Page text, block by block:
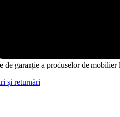
de garanție a produselor de mobilier
și returnări